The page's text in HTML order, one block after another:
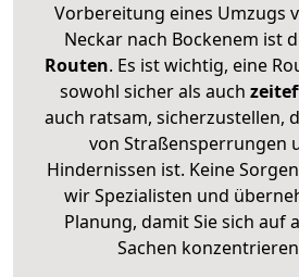
Vorbereitung eines Umzugs
Neckar nach Bockenem ist
Routen. Es ist wichtig, eine
sowohl sicher als auch
auch ratsam, sicherzustellen,
von Straßensperrungen
Hindernissen ist. Keine
wir Spezialisten und
Planung, damit Sie sich auf
Sachen